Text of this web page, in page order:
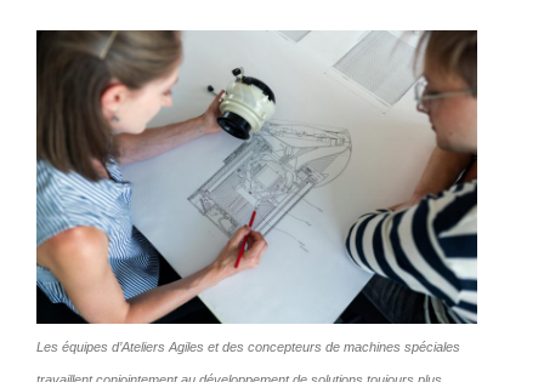
Les équipes d’Ateliers Agiles et des concepteurs de machines spéciales